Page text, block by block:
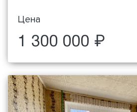
Цена
1 300 000 ₽